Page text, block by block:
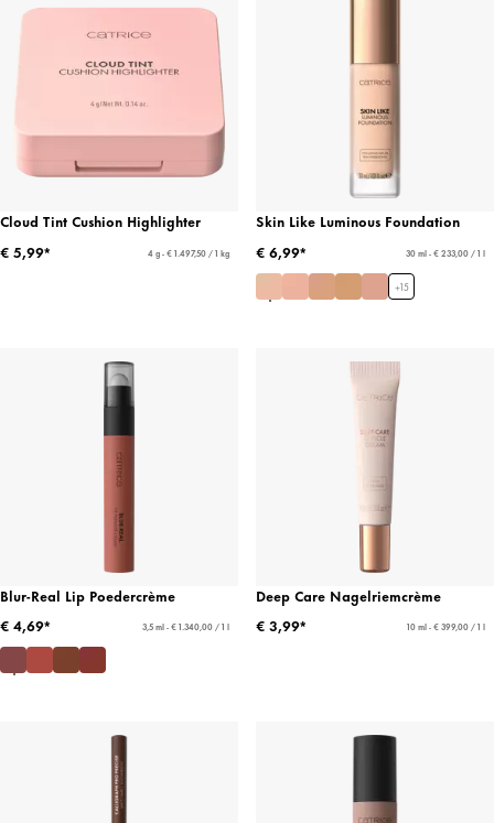
Cloud Tint Cushion Highlighter
€ 5,99*
4 g - € 1.497,50 / 1 kg
Skin Like Luminous Foundation
€ 6,99*
30 ml - € 233,00 / 1 l
+15
Blur-Real Lip Poedercrème
€ 4,69*
3,5 ml - € 1.340,00 / 1 l
Deep Care Nagelriemcrème
€ 3,99*
10 ml - € 399,00 / 1 l